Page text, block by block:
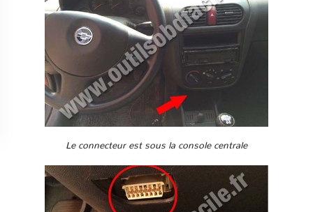
Le connecteur est sous la console centrale